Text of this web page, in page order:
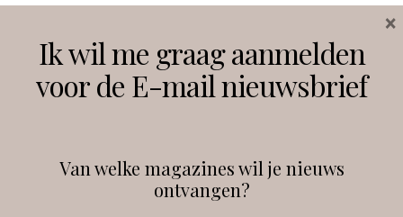
Instagram Facebook
debeautyprofessional
Ik wil me graag aanmelden
voor de E-mail nieuwsbrief
Van welke magazines wil je nieuws
ontvangen?
×